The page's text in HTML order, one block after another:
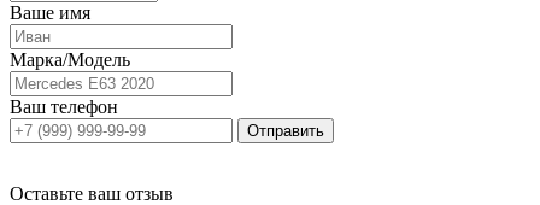
Ваше имя
Марка/Модель
Ваш телефон
Отправить
Оставьте ваш отзыв